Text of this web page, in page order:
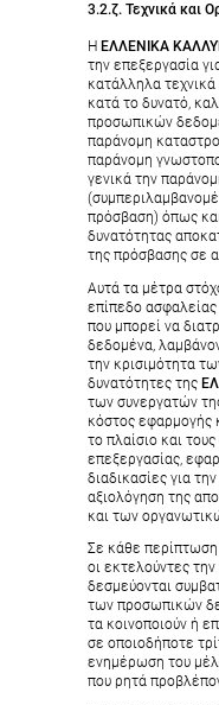
3.2.ζ. Τεχνικά και
ΗΕΛΛΕΝΙΚΑ
την επεξεργασία
κατάλληλα τεχνικά
κατά το δυνατό,
προσωπικών
παράνομη
παράνομη
γενικά την
πρόσβαση) όπως
δυνατότητας
της πρόσβασης σε
Αυτά τα μέτρα
επίπεδο ασφαλείας
που μπορεί να
δεδομένα,
την κρισιμότητα
δυνατότητες της
των συνεργατών
κόστος εφαρμογής
το πλαίσιο και
επεξεργασίας,
διαδικασίες για
αξιολόγηση της
και των
Σε κάθε περίπτωση
οι εκτελούντες
δεσμεύονται
των προσωπικών
τα κοινοποιούν ή
σε οποιοδήποτε
ενημέρωση του
που ρητά